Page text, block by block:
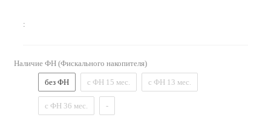
:
Наличие ФН (Фискального накопителя)
без ФН с ФН 15 мес. с ФН 13 мес.
с ФН 36 мес. -